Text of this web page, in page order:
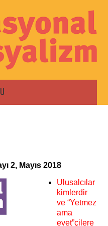
2, Mayıs 2018
Ulusalcılar
kimlerdir
ve “Yetmez
ama
evet”çilere